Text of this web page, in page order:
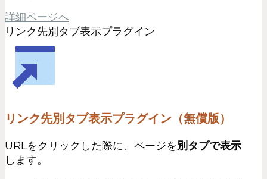
詳細ページへ
リンク先別タブ表示プラグイン
リンク先別タブ表示プラグイン（無償版）
URLをクリックした際に、ページを別タブで表示
します。